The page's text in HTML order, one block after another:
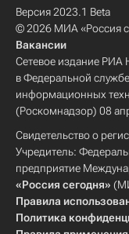
Версия 2023.1 Beta
© 2026 МИА «Россия
Вакансии
Сетевое издание РИА
в Федеральной
информационных
(Роскомнадзор) 08
Свидетельство о
Учредитель:
предприятие
«Россия сегодня»
Правила
Политика